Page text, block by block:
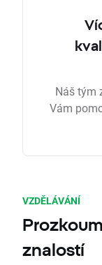
Náš tým
Vám
VZDĚLÁVÁNÍ
znalostí